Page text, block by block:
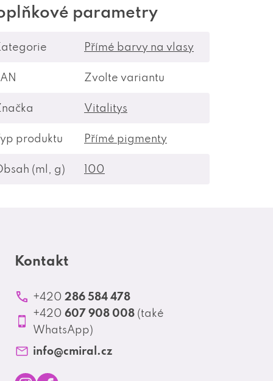
parametry
Přímé barvy na vlasy
Zvolte variantu
Vitalitys
produktu Přímé pigmenty
(ml, g) 100
Kontakt
+420 286 584 478
+420 607 908 008 (také
WhatsApp)
info@cmiral.cz